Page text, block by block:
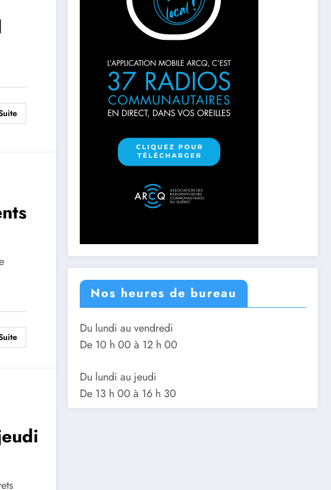
Nos heures de bureau
Du lundi au vendredi
De 10 h 00 à 12 h 00
Du lundi au jeudi
De 13 h 00 à 16 h 30